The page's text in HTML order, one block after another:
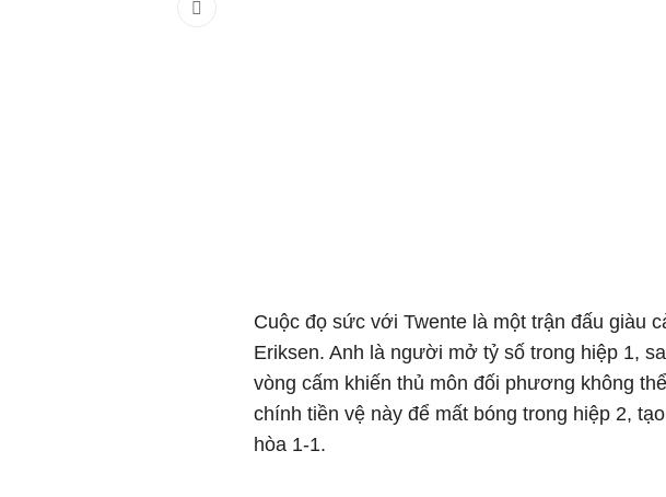
Cuộc đọ sức với Twente là một trận đấu giàu
Eriksen. Anh là người mở tỷ số trong hiệp 1,
vòng cấm khiến thủ môn đối phương không
chính tiền vệ này để mất bóng trong hiệp 2,
hòa 1-1.